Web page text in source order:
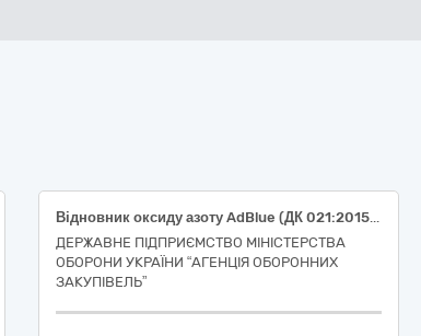
Відновник оксиду азоту AdBlue (ДК 021:2015: 24950000-8: Спеціальна хімічна продукція)
ДЕРЖАВНЕ ПІДПРИЄМСТВО МІНІСТЕРСТВА
ОБОРОНИ УКРАЇНИ “АГЕНЦІЯ ОБОРОННИХ
ЗАКУПІВЕЛЬ”